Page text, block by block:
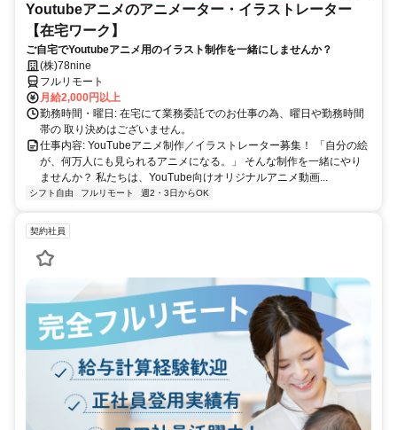
Youtubeアニメのアニメーター・イラストレーター
【在宅ワーク】
ご自宅でYoutubeアニメ用のイラスト制作を一緒にしませんか？
(株)78nine
フルリモート
月給2,000円以上
勤務時間・曜日: 在宅にて業務委託でのお仕事の為、曜日や勤務時間
帯の 取り決めはございません。
仕事内容: YouTubeアニメ制作／イラストレーター募集！ 「自分の絵
が、何万人にも見られるアニメになる。」 そんな制作を一緒にやり
ませんか？ 私たちは、YouTube向けオリジナルアニメ動画...
シフト自由 フルリモート 週2・3日からOK
契約社員